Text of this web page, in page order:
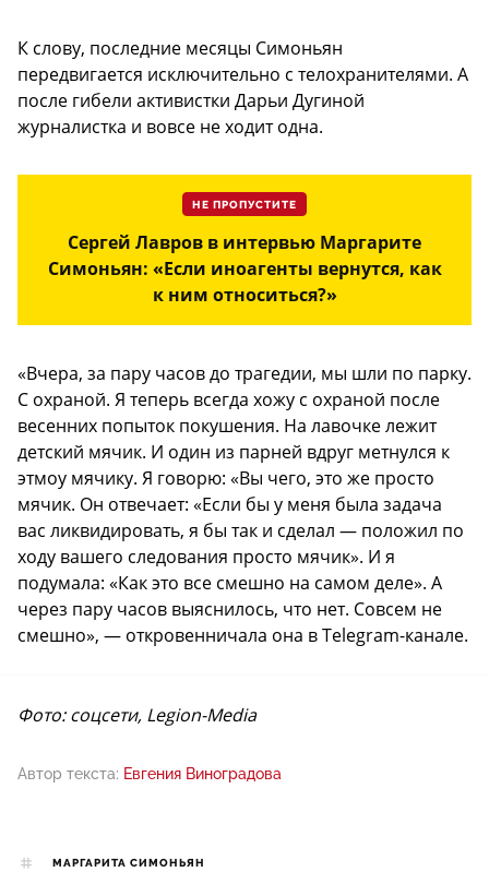
К слову, последние месяцы Симоньян
передвигается исключительно с телохранителями. А
после гибели активистки Дарьи Дугиной
журналистка и вовсе не ходит одна.
НЕ ПРОПУСТИТЕ
Сергей Лавров в интервью Маргарите
Симоньян: «Если иноагенты вернутся, как
к ним относиться?»
«Вчера, за пару часов до трагедии, мы шли по парку.
С охраной. Я теперь всегда хожу с охраной после
весенних попыток покушения. На лавочке лежит
детский мячик. И один из парней вдруг метнулся к
этмоу мячику. Я говорю: «Вы чего, это же просто
мячик. Он отвечает: «Если бы у меня была задача
вас ликвидировать, я бы так и сделал — положил по
ходу вашего следования просто мячик». И я
подумала: «Как это все смешно на самом деле». А
через пару часов выяснилось, что нет. Совсем не
смешно», — откровенничала она в Telegram-канале.
Фото: соцсети, Legion-Media
Автор текста: Евгения Виноградова
МАРГАРИТА СИМОНЬЯН